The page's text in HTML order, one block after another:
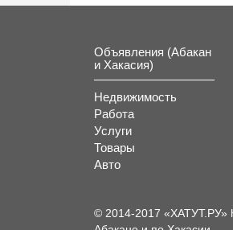
Объявления (Абакан
и Хакасия)
Недвижимость
Работа
Услуги
Товары
Авто
© 2014-2017 «ХАТУТ.РУ»